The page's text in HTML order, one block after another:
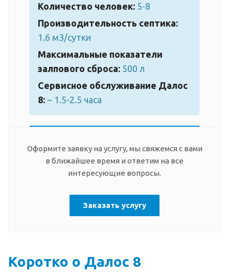
Количество человек: 5-8
Производительность септика:
1.6 м3/сутки
Максимальные показатели
залпового сброса: 500 л
Сервисное обслуживание Далос
8: ~ 1.5-2.5 часа
Оформите заявку на услугу, мы свяжемся с вами
в ближайшее время и ответим на все
интересующие вопросы.
Заказать услугу
Коротко о Далос 8